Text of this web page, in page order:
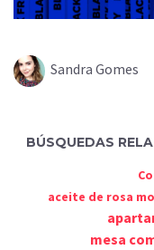
Sandra Gomes
BÚSQUEDAS
aceite de rosa
mesa